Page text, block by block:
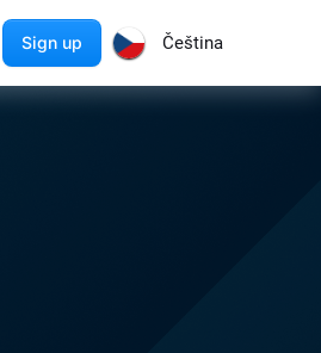
Sign up Čeština